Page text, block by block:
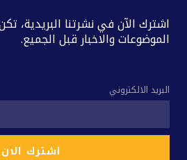
اشترك الآن في نشرتنا البريدية،
الموضوعات والاخبار قبل الجميع.
البريد الالكتروني